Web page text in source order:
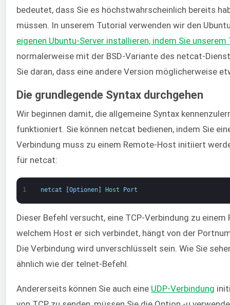
bedeutet, dass Sie es höchstwahrscheinlich bereits
müssen. In unserem Tutorial verwenden wir den
eigenen Ubuntu-Server installieren, indem Sie
normalerweise mit der BSD-Variante des netcat-
Sie daran, dass eine andere Version möglicherweise
Die grundlegende Syntax durchgehen
Wir beginnen damit, die allgemeine Syntax
funktioniert. Sie können netcat bedienen, indem Sie
Verbindung muss zu einem Remote-Host initiiert
für netcat:
1 netcat [Optionen] Host Port
Dieser Befehl versucht, eine TCP-Verbindung zu
welchem Host er sich verbindet, hängt von der
Die Verbindung wird unverschlüsselt sein. Wie Sie
ähnlich wie der telnet-Befehl.
Andererseits können Sie auch eine UDP-Verbindung